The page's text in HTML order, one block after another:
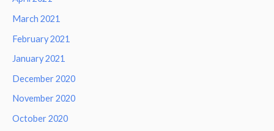
March 2021
February 2021
January 2021
December 2020
November 2020
October 2020